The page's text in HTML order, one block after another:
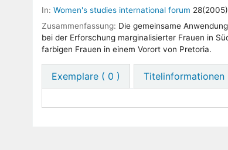
In: Women's studies international forum
Zusammenfassung: Die gemeinsame
bei der Erforschung marginalisierter Frauen in
farbigen Frauen in einem Vorort von Pretoria.
Exemplare ( 0 ) Titelinformationen